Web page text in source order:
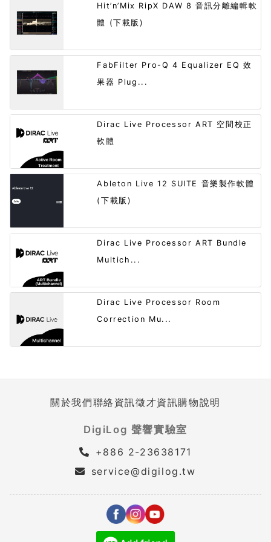
Hit’n’Mix RipX DAW 8 音訊分離編輯軟
體 (下載版)
FabFilter Pro-Q 4 Equalizer EQ 效
果器 Plug...
Dirac Live Processor ART 空間校正
軟體
Ableton Live 12 SUITE 音樂製作軟體
(下載版)
Dirac Live Processor ART Bundle
Multich...
Dirac Live Processor Room
Correction Mu...
關於我們聯絡資訊徵才資訊購物說明
DigiLog 聲響實驗室
+886 2-23638171
service@digilog.tw